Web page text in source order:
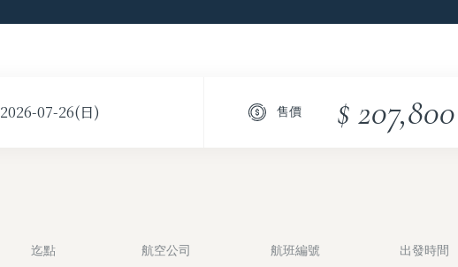
2026-07-26(日) 售價 $ 207,800
迄點 航空公司 航班編號 出發時間